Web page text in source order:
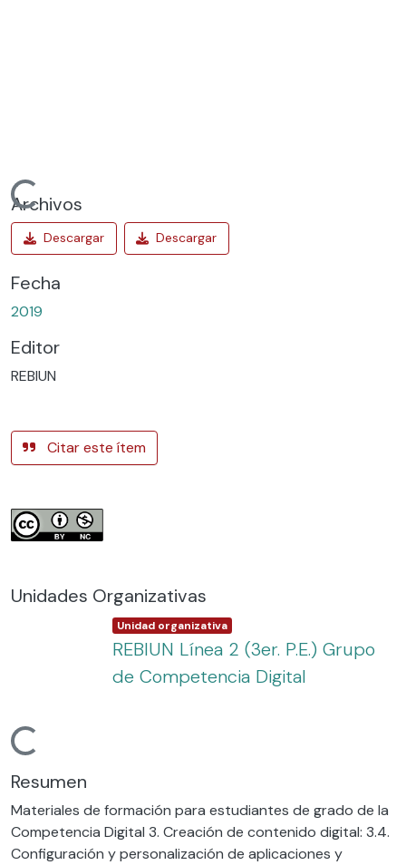
Cargando...
Archivos
Fecha
2019
Editor
REBIUN
Citar este ítem
Unidades Organizativas
Cargando...
Item type:
Unidad organizativa ,
REBIUN Línea 2 (3er. P.E.) Grupo
de Competencia Digital
Resumen
Materiales de formación para estudiantes de grado de la
Competencia Digital 3. Creación de contenido digital: 3.4.
Configuración y personalización de aplicaciones y